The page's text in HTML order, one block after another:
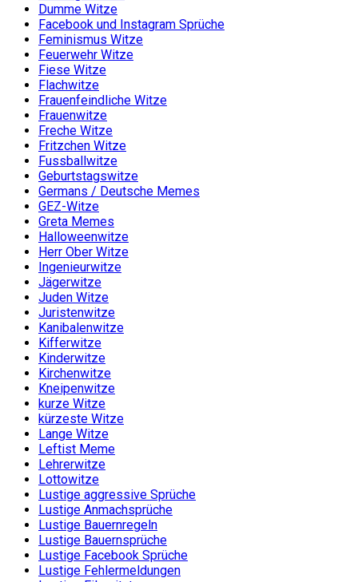
Dumme Witze
Facebook und Instagram Sprüche
Feminismus Witze
Feuerwehr Witze
Fiese Witze
Flachwitze
Frauenfeindliche Witze
Frauenwitze
Freche Witze
Fritzchen Witze
Fussballwitze
Geburtstagswitze
Germans / Deutsche Memes
GEZ-Witze
Greta Memes
Halloweenwitze
Herr Ober Witze
Ingenieurwitze
Jägerwitze
Juden Witze
Juristenwitze
Kanibalenwitze
Kifferwitze
Kinderwitze
Kirchenwitze
Kneipenwitze
kurze Witze
kürzeste Witze
Lange Witze
Leftist Meme
Lehrerwitze
Lottowitze
Lustige aggressive Sprüche
Lustige Anmachsprüche
Lustige Bauernregeln
Lustige Bauernsprüche
Lustige Facebook Sprüche
Lustige Fehlermeldungen